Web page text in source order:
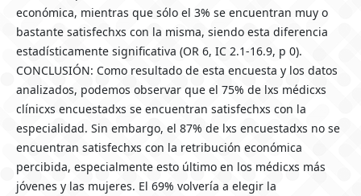
económica, mientras que sólo el 3% se encuentran muy o
bastante satisfechxs con la misma, siendo esta diferencia
estadísticamente significativa (OR 6, IC 2.1-16.9, p 0).
CONCLUSIÓN: Como resultado de esta encuesta y los datos
analizados, podemos observar que el 75% de lxs médicxs
clínicxs encuestadxs se encuentran satisfechxs con la
especialidad. Sin embargo, el 87% de lxs encuestadxs no se
encuentran satisfechxs con la retribución económica
percibida, especialmente esto último en los médicxs más
jóvenes y las mujeres. El 69% volvería a elegir la